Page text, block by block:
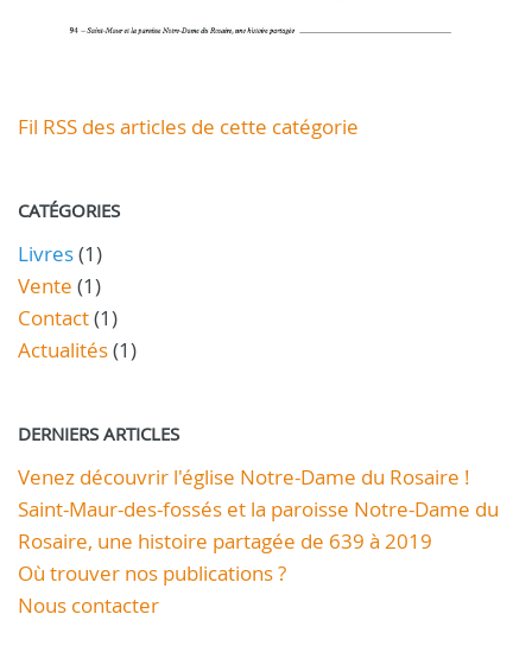
Fil RSS des articles de cette catégorie
CATÉGORIES
Livres(1)
Vente (1)
Contact(1)
Actualités(1)
DERNIERS ARTICLES
Venez découvrir l'église Notre-Dame du Rosaire !
Saint-Maur-des-fossés et la paroisse Notre-Dame du
Rosaire, une histoire partagée de 639 à 2019
Où trouver nos publications ?
Nous contacter